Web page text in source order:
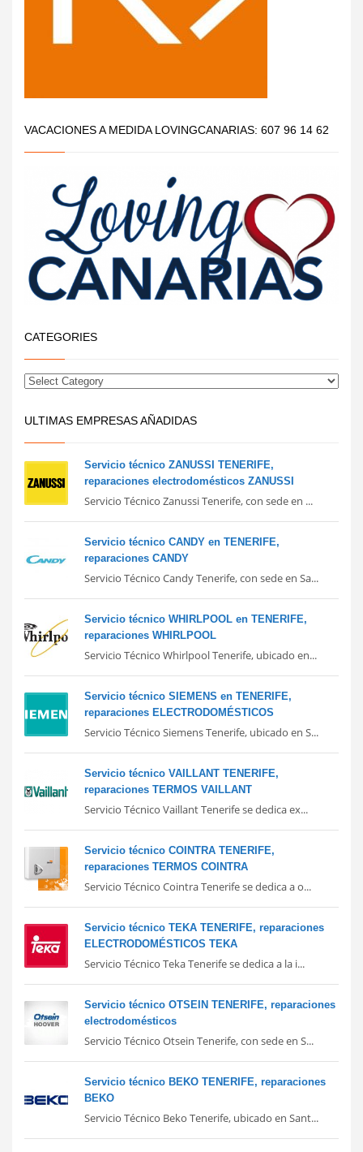
VACACIONES A MEDIDA LOVINGCANARIAS: 607 96 14 62
CATEGORIES
ULTIMAS EMPRESAS AÑADIDAS
Servicio técnico ZANUSSI TENERIFE,
reparaciones electrodomésticos ZANUSSI
Servicio Técnico Zanussi Tenerife, con sede en ...
Servicio técnico CANDY en TENERIFE,
reparaciones CANDY
Servicio Técnico Candy Tenerife, con sede en Sa...
Servicio técnico WHIRLPOOL en TENERIFE,
reparaciones WHIRLPOOL
Servicio Técnico Whirlpool Tenerife, ubicado en...
Servicio técnico SIEMENS en TENERIFE,
reparaciones ELECTRODOMÉSTICOS
Servicio Técnico Siemens Tenerife, ubicado en S...
Servicio técnico VAILLANT TENERIFE,
reparaciones TERMOS VAILLANT
Servicio Técnico Vaillant Tenerife se dedica ex...
Servicio técnico COINTRA TENERIFE,
reparaciones TERMOS COINTRA
Servicio Técnico Cointra Tenerife se dedica a o...
Servicio técnico TEKA TENERIFE, reparaciones
ELECTRODOMÉSTICOS TEKA
Servicio Técnico Teka Tenerife se dedica a la i...
Servicio técnico OTSEIN TENERIFE, reparaciones
electrodomésticos
Servicio Técnico Otsein Tenerife, con sede en S...
Servicio técnico BEKO TENERIFE, reparaciones
BEKO
Servicio Técnico Beko Tenerife, ubicado en Sant...